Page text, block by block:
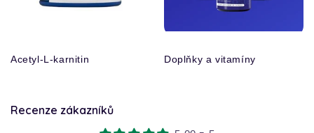
Acetyl-L-karnitin Doplňky a vitamíny
Recenze zákazníků